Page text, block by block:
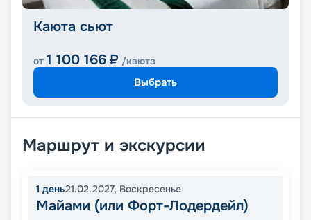
Каюта сьют
от 1 100 166 ₽ /каюта
Выбрать
Маршрут и экскурсии
1 день21.02.2027, Воскресенье
Майами (или Форт-Лодердейл)